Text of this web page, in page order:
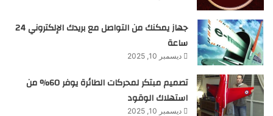
جهاز يمكنك من التواصل مع بريدك الإلكتروني 24
ساعة
ديسمبر 10, 2025
تصميم مبتكر لمحركات الطائرة يوفر 60% من
استهلاك الوقود
ديسمبر 10, 2025